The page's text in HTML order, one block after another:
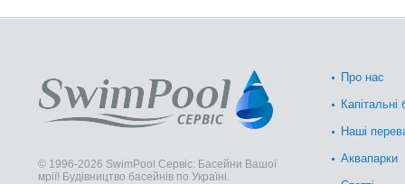
© 1996-2026 SwimPool Сервіс: Басейни Вашої
мрії! Будівництво басейнів по Україні.
Про нас
Капітальні
Наші
Аквапарки